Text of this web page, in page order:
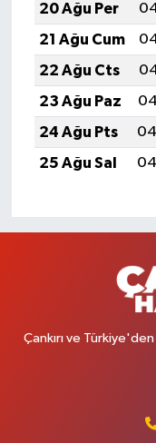
20 Ağu Per
21 Ağu Cum
22 Ağu Cts
23 Ağu Paz
24 Ağu Pts
25 Ağu Sal
Çankırı ve